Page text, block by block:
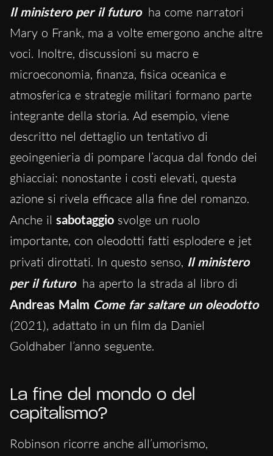
Il ministero per il futuro ha come narratori
Mary o Frank, ma a volte emergono anche altre
voci. Inoltre, discussioni su macro e
microeconomia, finanza, fisica oceanica e
atmosferica e strategie militari formano parte
integrante della storia. Ad esempio, viene
descritto nel dettaglio un tentativo di
geoingenieria di pompare l’acqua dal fondo dei
ghiacciai: nonostante i costi elevati, questa
azione si rivela efficace alla fine del romanzo.
Anche il sabotaggio svolge un ruolo
importante, con oleodotti fatti esplodere e jet
privati dirottati. In questo senso, Il ministero
per il futuro ha aperto la strada al libro di
Andreas Malm Come far saltare un oleodotto
(2021), adattato in un film da Daniel
Goldhaber l’anno seguente.
La fine del mondo o del
capitalismo?
Robinson ricorre anche all’umorismo,